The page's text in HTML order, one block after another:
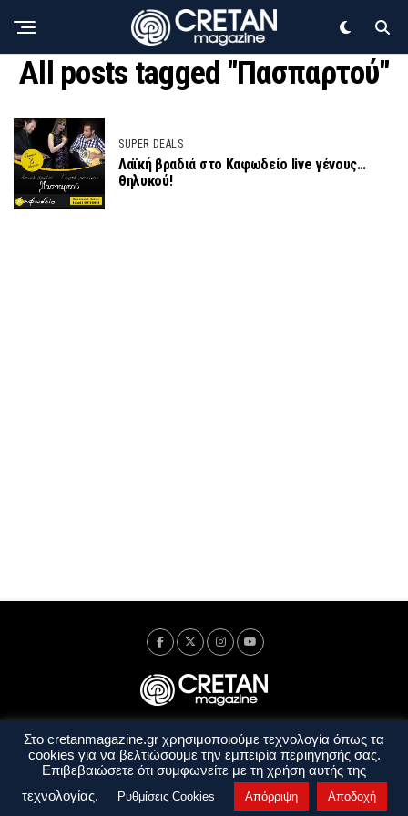
All posts tagged "Πασπαρτού"
SUPER DEALS
Λαϊκή βραδιά στο Καφωδείο live γένους…
θηλυκού!
Ταυτότητα Πολιτική Απορρήτου
Όροι Χρήσης
Όροι και Προϋποθέσεις
Στο cretanmagazine.gr χρησιμοποιούμε τεχνολογία όπως τα
cookies για να βελτιώσουμε την εμπειρία περιήγησής σας.
Επιβεβαιώσετε ότι συμφωνείτε με τη χρήση αυτής της
τεχνολογίας.
Ρυθμίσεις Cookies Απόρριψη Αποδοχή